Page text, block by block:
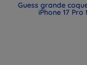
Guess grande
iPhone 17 Pro